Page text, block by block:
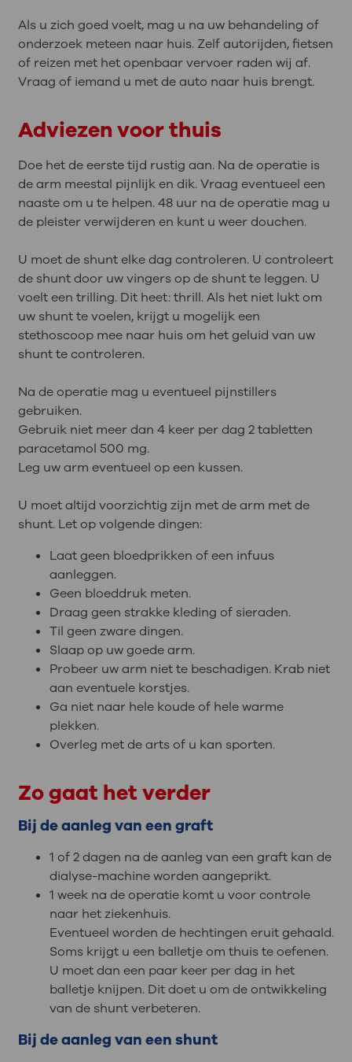
Als u zich goed voelt, mag u na uw behandeling of
onderzoek meteen naar huis. Zelf autorijden, fietsen
of reizen met het openbaar vervoer raden wij af.
Vraag of iemand u met de auto naar huis brengt.
Adviezen voor thuis
Doe het de eerste tijd rustig aan. Na de operatie is
de arm meestal pijnlijk en dik. Vraag eventueel een
naaste om u te helpen. 48 uur na de operatie mag u
de pleister verwijderen en kunt u weer douchen.
U moet de shunt elke dag controleren. U controleert
de shunt door uw vingers op de shunt te leggen. U
voelt een trilling. Dit heet: thrill. Als het niet lukt om
uw shunt te voelen, krijgt u mogelijk een
stethoscoop mee naar huis om het geluid van uw
shunt te controleren.
Na de operatie mag u eventueel pijnstillers
gebruiken.
Gebruik niet meer dan 4 keer per dag 2 tabletten
paracetamol 500 mg.
Leg uw arm eventueel op een kussen.
U moet altijd voorzichtig zijn met de arm met de
shunt. Let op volgende dingen:
Laat geen bloedprikken of een infuus
aanleggen.
Geen bloeddruk meten.
Draag geen strakke kleding of sieraden.
Til geen zware dingen.
Slaap op uw goede arm.
Probeer uw arm niet te beschadigen. Krab niet
aan eventuele korstjes.
Ga niet naar hele koude of hele warme
plekken.
Overleg met de arts of u kan sporten.
Zo gaat het verder
Bij de aanleg van een graft
1 of 2 dagen na de aanleg van een graft kan de
dialyse-machine worden aangeprikt.
1 week na de operatie komt u voor controle
naar het ziekenhuis.
Eventueel worden de hechtingen eruit gehaald.
Soms krijgt u een balletje om thuis te oefenen.
U moet dan een paar keer per dag in het
balletje knijpen. Dit doet u om de ontwikkeling
van de shunt verbeteren.
Bij de aanleg van een shunt